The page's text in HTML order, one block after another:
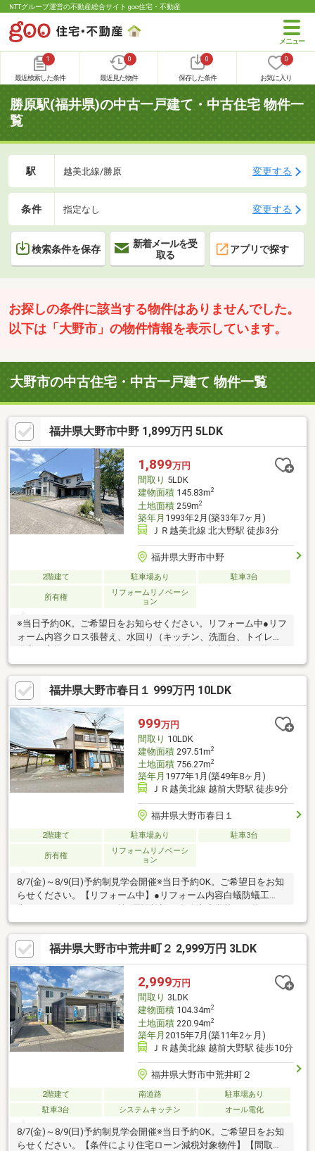
NTTグループ運営の不動産総合サイト goo住宅・不動産
1
最近検索した条件
0
最近見た物件
0
保存した条件
0
お気に入り
勝原駅(福井県)の中古一戸建て・中古住宅 物件一
覧
駅 越美北線/勝原 変更する
条件 指定なし 変更する
検索条件を保存
新着メールを受
取る
アプリで探す
お探しの条件に該当する物件はありませんでした。
以下は「大野市」の物件情報を表示しています。
大野市の中古住宅・中古一戸建て 物件一覧
福井県大野市中野 1,899万円 5LDK
1,899万円
間取り 5LDK
建物面積145.83m2
土地面積259m2
築年月 1993年2月(築33年7ヶ月)
ＪＲ越美北線 北大野駅 徒歩3分
福井県大野市中野
2階建て 駐車場あり 駐車3台
所有権
リフォームリノベーシ
ョン
※当日予約OK。ご希望日をお知らせください。リフォーム中●リフ
ォーム内容クロス張替え、水回り（キッチン、洗面台、トイレ、
ｍ、陽明中学校まで1300ｍ、ハニー新鮮館3番通り店まで約800m
です。●おすすめポイント・雨漏り、構造上主要な部分の欠陥
や・腐食、給排水管の故障や漏水についてお引渡しより２年間保
証・シロアリ防除工事施工後5年間保証・返済額や融資可能額な
ど、お客様のご希望にあわせてご提案。住宅ローンが初めての方
でもお気軽にご相談ください
福井県大野市春日１ 999万円 10LDK
999万円
間取り 10LDK
建物面積297.51m2
土地面積756.27m2
築年月 1977年1月(築49年8ヶ月)
ＪＲ越美北線 越前大野駅 徒歩9分
福井県大野市春日１
2階建て 駐車場あり 駐車3台
所有権
リフォームリノベーシ
ョン
8/7(金)～8/9(日)予約制見学会開催※当日予約OK。ご希望日をお知
らせください。【リフォーム中】●リフォーム内容白蟻防蟻工
（徒歩約4分）●おすすめポイント・雨漏り、構造上主要な部分の
欠陥や・腐食、給排水管の故障や漏水についてお引渡しより２年
間保証。・シロアリ防除工事施工後5年間保証。・返済額や融資可
能額など、お客様のご希望にあわせてご提案。住宅ローンが初め
ての方でもお気軽にご相談ください。※自社販売物件につき随時
ご案内可能です。お電話かメールでご希望日時をお知
福井県大野市中荒井町２ 2,999万円 3LDK
2,999万円
間取り 3LDK
建物面積104.34m2
土地面積220.94m2
築年月 2015年7月(築11年2ヶ月)
ＪＲ越美北線 越前大野駅 徒歩10分
福井県大野市中荒井町２
2階建て 南道路
駐車場あり
駐車3台
システムキッチン オール電化
8/7(金)～8/9(日)予約制見学会開催※当日予約OK。ご希望日をお知
らせください。【条件により住宅ローン減税対象物件】【間取・